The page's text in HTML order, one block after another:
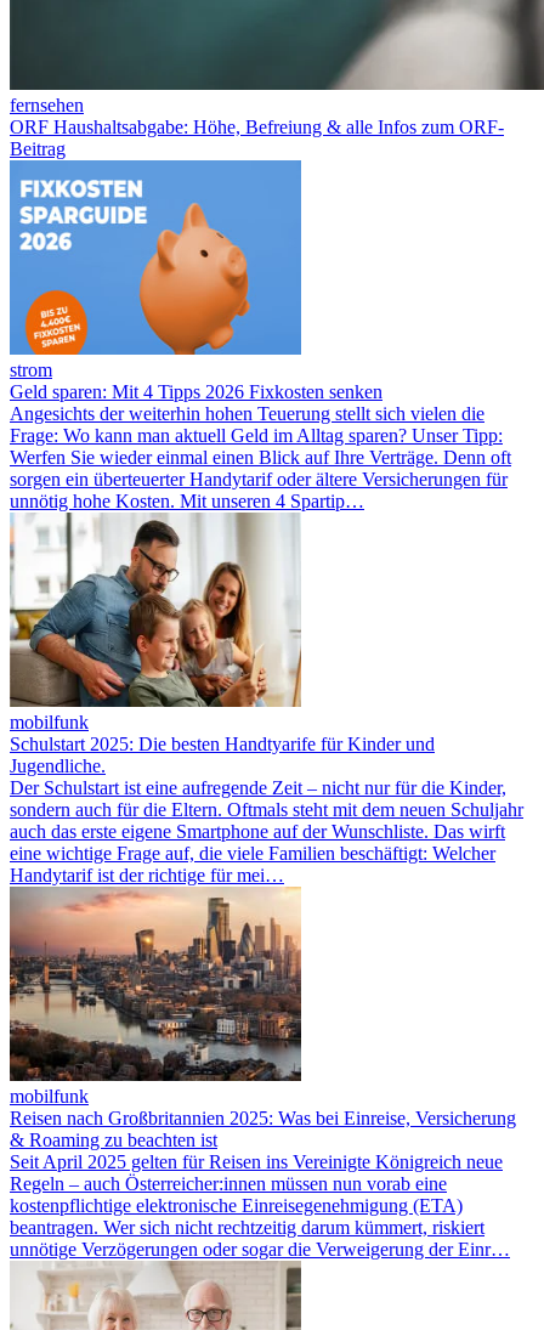
fernsehen
ORF Haushaltsabgabe: Höhe, Befreiung & alle Infos zum ORF-
Beitrag
strom
Geld sparen: Mit 4 Tipps 2026 Fixkosten senken
Angesichts der weiterhin hohen Teuerung stellt sich vielen die
Frage: Wo kann man aktuell Geld im Alltag sparen? Unser Tipp:
Werfen Sie wieder einmal einen Blick auf Ihre Verträge. Denn oft
sorgen ein überteuerter Handytarif oder ältere Versicherungen für
unnötig hohe Kosten. Mit unseren 4 Spartip…
mobilfunk
Schulstart 2025: Die besten Handtyarife für Kinder und
Jugendliche.
Der Schulstart ist eine aufregende Zeit – nicht nur für die Kinder,
sondern auch für die Eltern. Oftmals steht mit dem neuen Schuljahr
auch das erste eigene Smartphone auf der Wunschliste. Das wirft
eine wichtige Frage auf, die viele Familien beschäftigt: Welcher
Handytarif ist der richtige für mei…
mobilfunk
Reisen nach Großbritannien 2025: Was bei Einreise, Versicherung
& Roaming zu beachten ist
Seit April 2025 gelten für Reisen ins Vereinigte Königreich neue
Regeln – auch Österreicher:innen müssen nun vorab eine
kostenpflichtige elektronische Einreisegenehmigung (ETA)
beantragen. Wer sich nicht rechtzeitig darum kümmert, riskiert
unnötige Verzögerungen oder sogar die Verweigerung der Einr…